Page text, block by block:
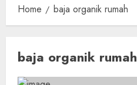
Home baja organik rumah
baja organik rumah